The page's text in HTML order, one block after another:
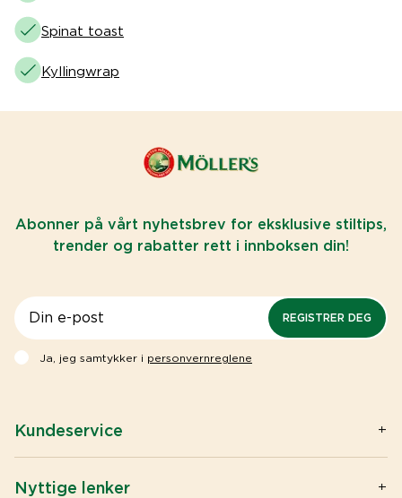
Spinat toast
Kyllingwrap
Abonner på vårt nyhetsbrev for eksklusive stiltips,
trender og rabatter rett i innboksen din!
REGISTRER DEG
Ja, jeg samtykker i personvernreglene
Kundeservice
Kontakt oss
Spørsmål og svar
Nyttige lenker